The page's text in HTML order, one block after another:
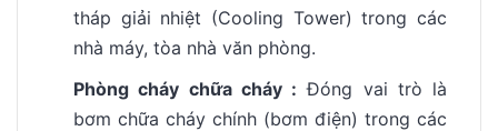
tháp giải nhiệt (Cooling Tower) trong các
nhà máy, tòa nhà văn phòng.
Phòng cháy chữa cháy : Đóng vai trò là
bơm chữa cháy chính (bơm điện) trong các